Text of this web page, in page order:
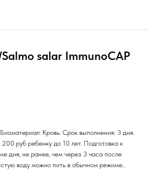
salar ImmunoCAP
Кровь. Срок выполнения: 3 дня.
руб ребенку до 10 лет. Подготовка к
дня, не ранее, чем через 3 часа после
воду можно пить в обычном режиме..